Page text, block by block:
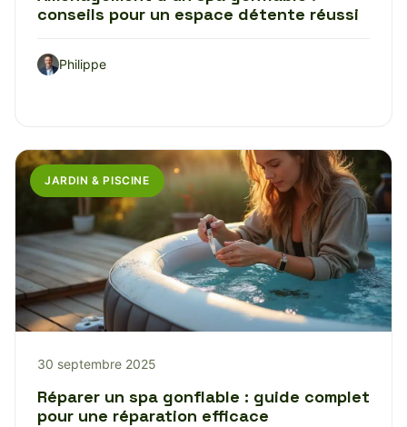
conseils pour un espace détente réussi
Philippe
JARDIN & PISCINE
30 septembre 2025
Réparer un spa gonflable : guide complet
pour une réparation efficace